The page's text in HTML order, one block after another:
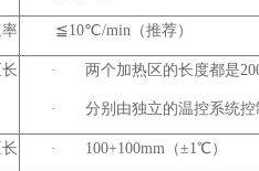
≦10℃/min（推荐）
· 两个加热区的长度都是
· 分别由独立的温控系统控
· 100+100mm（±1℃）